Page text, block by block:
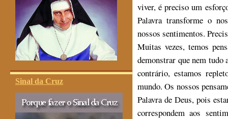
Sinal da Cruz
viver, é preciso um
Palavra transforme o
nossos sentimentos.
Muitas vezes, temos
demonstrar que nem tudo
contrário, estamos
mundo. Os nossos
Palavra de Deus, pois
correspondem aos